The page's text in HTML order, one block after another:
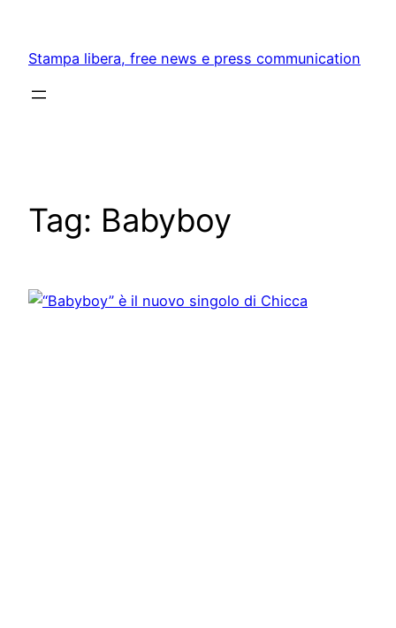
content
Stampa libera, free news e press communication
Tag: Babyboy